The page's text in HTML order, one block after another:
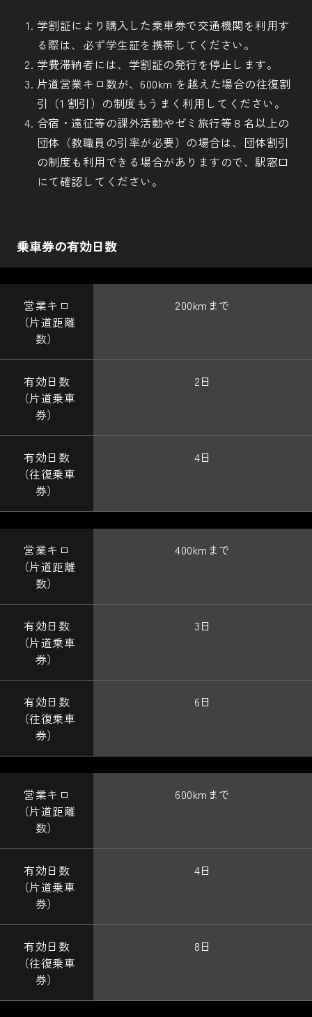
学割証により購入した乗車券で交通機関を利用す
る際は、必ず学生証を携帯してください。
学費滞納者には、学割証の発行を停止します。
片道営業キロ数が、600km を越えた場合の往復割
引（1 割引）の制度もうまく利用してください。
合宿・遠征等の課外活動やゼミ旅行等８名以上の
団体（教職員の引率が必要）の場合は、団体割引
の制度も利用できる場合がありますので、駅窓口
にて確認してください。
乗車券の有効日数
200kmまで
2日
4日
400kmまで
3日
6日
600kmまで
4日
8日